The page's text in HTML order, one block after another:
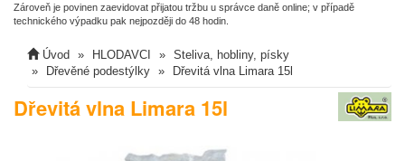
Zároveň je povinen zaevidovat přijatou tržbu u správce daně online; v případě
technického výpadku pak nejpozději do 48 hodin.
Úvod HLODAVCI
Steliva, hobliny, písky
Dřevěné podestýlky
Dřevitá vlna Limara 15l
Dřevitá vlna Limara 15l